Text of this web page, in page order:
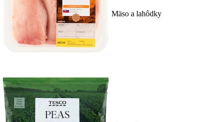
Mäso a lahôdky